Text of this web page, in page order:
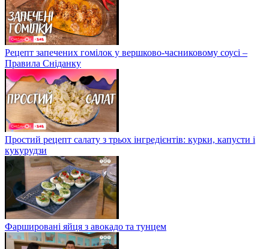
Рецепт запечених гомілок у вершково-часниковому соусі –
Правила Сніданку
Простий рецепт салату з трьох інгредієнтів: курки, капусти і
кукурудзи
Фаршировані яйця з авокадо та тунцем